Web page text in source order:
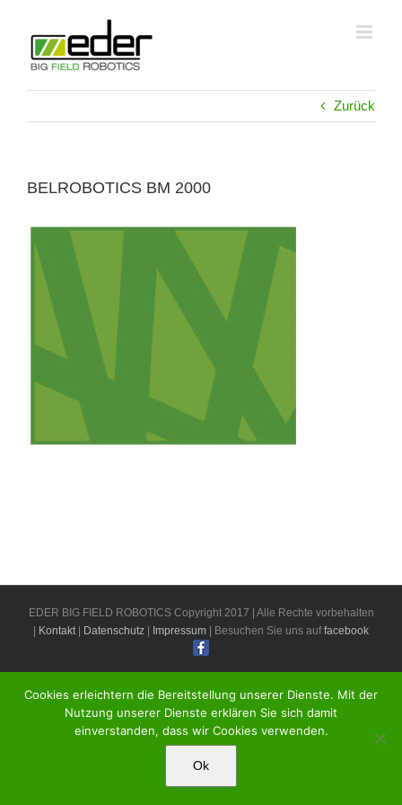
springen
Zurück
BELROBOTICS BM 2000
EDER BIG FIELD ROBOTICS Copyright 2017 | Alle Rechte vorbehalten
Kontakt| Datenschutz Impressum | Besuchen Sie uns auffacebook
Cookies erleichtern die Bereitstellung unserer Dienste. Mit der
Nutzung unserer Dienste erklären Sie sich damit
einverstanden, dass wir Cookies verwenden.
Ok